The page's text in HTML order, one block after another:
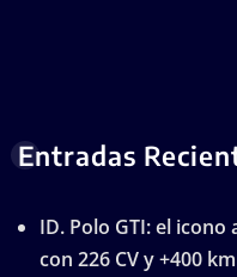
Entradas
ID. Polo GTI: el
con 226 CV y +400